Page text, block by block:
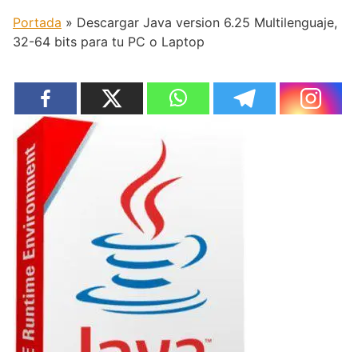
Portada » Descargar Java version 6.25 Multilenguaje,
32-64 bits para tu PC o Laptop